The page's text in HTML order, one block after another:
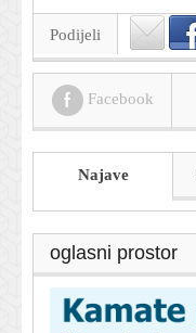
Podijeli
Facebook
Najave
oglasni prostor